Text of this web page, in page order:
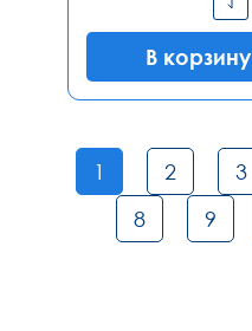
В корзину
1 2 3
8
9